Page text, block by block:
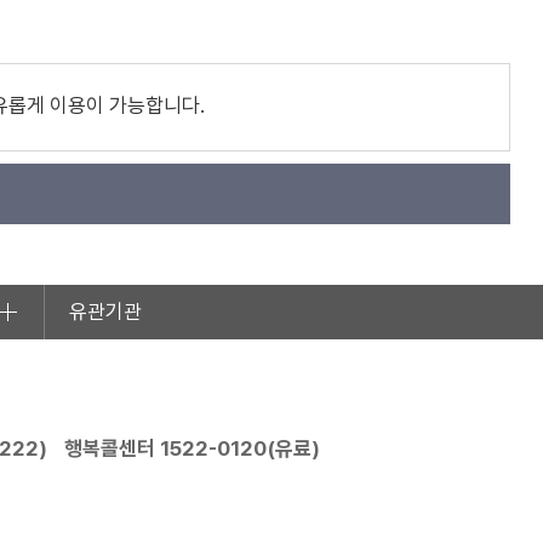
롭게 이용이 가능합니다.
유관기관
) 행복콜센터 1522-0120(유료)